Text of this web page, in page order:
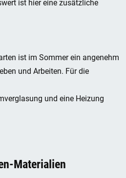
ist hier eine zusätzliche
ist im Sommer ein angenehm
und Arbeiten. Für die
und eine Heizung
Materialien